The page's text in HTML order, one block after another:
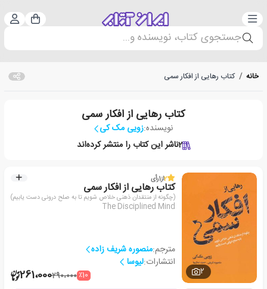
دسته‌بندی سبد
جستجوی کتاب، نویسنده و...
خانه / کتاب رهایی از افکار سمی
کتاب رهایی از افکار سمی
نویسنده:زویی مک کی
2ناشر این کتاب را منتشر کرده‌اند
2
2از1رأی
کتاب رهایی از افکار سمی
(چگونه از منتقدان ذهنی خلاص شویم تا به صلح درونی دست یابیم)
The Disciplined Mind
مترجم:منصوره شریف زاده
انتشارات:لیوسا
٪10290،000261،000